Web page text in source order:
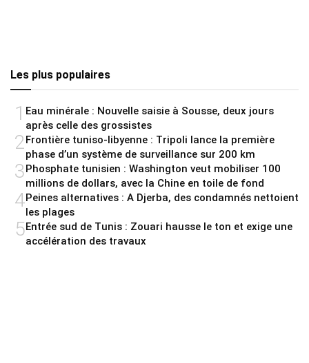
Les plus populaires
1 Eau minérale : Nouvelle saisie à Sousse, deux jours
après celle des grossistes
2 Frontière tuniso-libyenne : Tripoli lance la première
phase d’un système de surveillance sur 200 km
3Phosphate tunisien : Washington veut mobiliser 100
millions de dollars, avec la Chine en toile de fond
4Peines alternatives : A Djerba, des condamnés nettoient
les plages
5Entrée sud de Tunis : Zouari hausse le ton et exige une
accélération des travaux